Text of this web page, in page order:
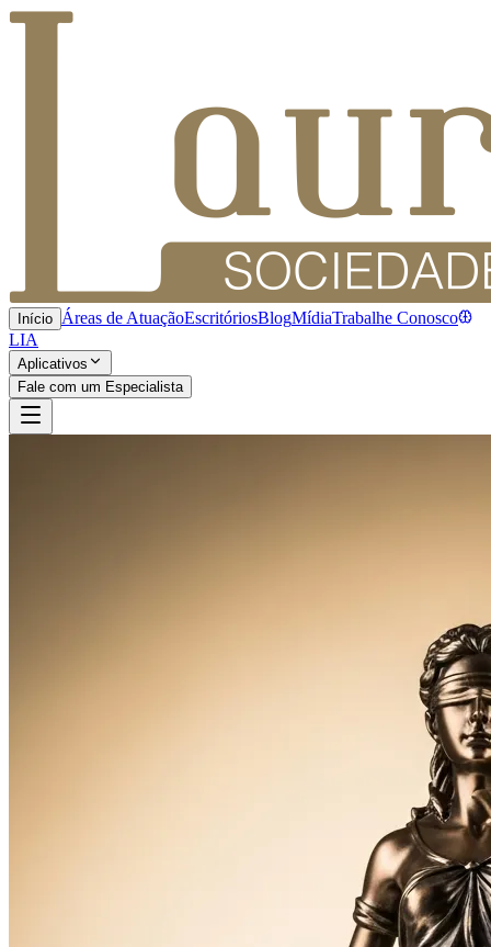
Início Áreas de AtuaçãoEscritóriosBlogMídiaTrabalhe Conosco
LIA
Aplicativos
Fale com um Especialista